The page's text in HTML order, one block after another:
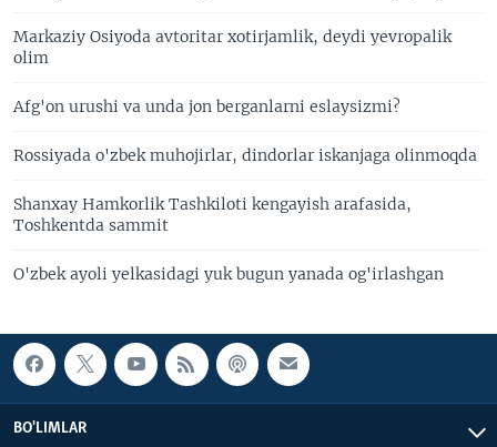
Markaziy Osiyoda avtoritar xotirjamlik, deydi yevropalik
olim
Afg'on urushi va unda jon berganlarni eslaysizmi?
Rossiyada o'zbek muhojirlar, dindorlar iskanjaga olinmoqda
Shanxay Hamkorlik Tashkiloti kengayish arafasida,
Toshkentda sammit
O'zbek ayoli yelkasidagi yuk bugun yanada og'irlashgan
BO'LIMLAR